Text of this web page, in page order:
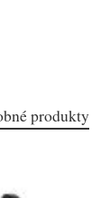
produkty